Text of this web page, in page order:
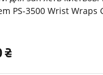
PS-3500 Wrist Wraps